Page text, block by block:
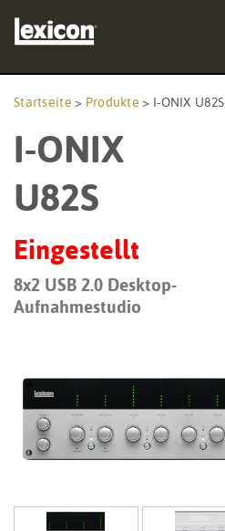
Wo zu kaufen
Schulungen
Support
Sprache/Region
Startseite > Produkte > I-ONIX U82S
I-ONIX
U82S
Eingestellt
8x2 USB 2.0 Desktop-
Aufnahmestudio